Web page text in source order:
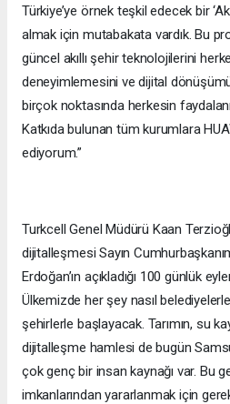
Türkiye’ye örnek teşkil edecek bir
almak için mutabakata vardık. Bu
güncel akıllı şehir teknolojilerini
deneyimlemesini ve dijital
birçok noktasında herkesin
Katkıda bulunan tüm kurumlara
ediyorum.”
Turkcell Genel Müdürü Kaan
dijitalleşmesi Sayın
Erdoğan’ın açıkladığı 100 günlük
Ülkemizde her şey nasıl
şehirlerle başlayacak. Tarımın, su
dijitalleşme hamlesi de bugün
çok genç bir insan kaynağı var. Bu
imkanlarından yararlanmak için